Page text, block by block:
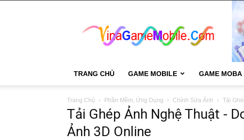
Mobile
TRANG CHỦ GAME MOBILE GAME MOBA
Trang Chủ Phần Mềm, Ứng Dụng Chỉnh Sửa Ảnh Tải
Tải Ghép Ảnh Nghệ Thuật -
Ảnh 3D Online